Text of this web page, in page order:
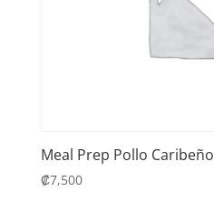
Meal Prep Pollo Caribeño
₡7,500